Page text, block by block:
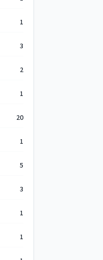
1
3
2
1
20
1
5
3
1
1